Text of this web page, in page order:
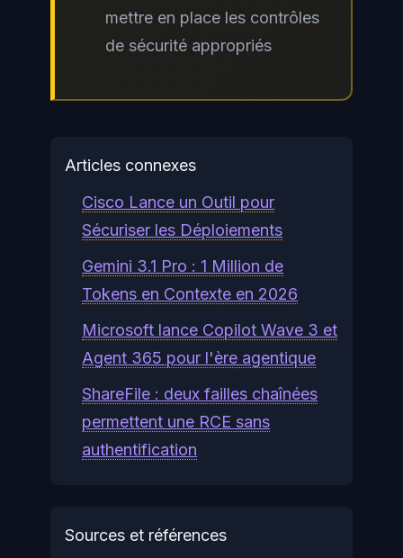
mettre en place les contrôles
de sécurité appropriés
Articles connexes
Cisco Lance un Outil pour
Sécuriser les Déploiements
Gemini 3.1 Pro : 1 Million de
Tokens en Contexte en 2026
Microsoft lance Copilot Wave 3 et
Agent 365 pour l'ère agentique
ShareFile : deux failles chaînées
permettent une RCE sans
authentification
Sources et références